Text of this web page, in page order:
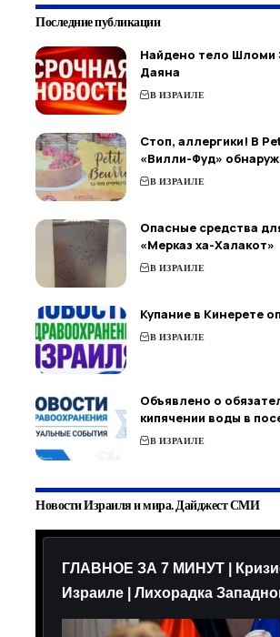
Последние публикации
Найдено тело Шломи
Даяна
В ИЗРАИЛЕ
Стоп, аллергики! В
«Вилли-Фуд»
В ИЗРАИЛЕ
Опасные средства
«Мерказ ха-Халакот»
В ИЗРАИЛЕ
Купание в Кинерете
В ИЗРАИЛЕ
Объявлено о
кипячении воды в
В ИЗРАИЛЕ
Новости Израиля и мира. Дайджест СМИ